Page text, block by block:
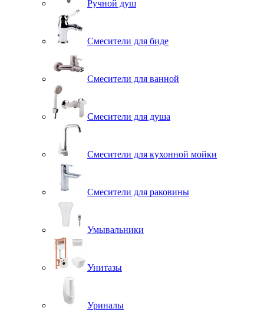
Ручной душ
Смесители для биде
Смесители для ванной
Смесители для душа
Смесители для кухонной мойки
Смесители для раковины
Умывальники
Унитазы
Уриналы